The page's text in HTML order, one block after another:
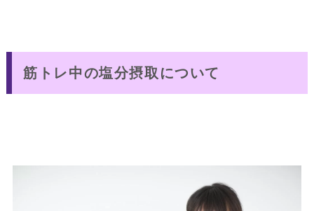
筋トレ中の塩分摂取について